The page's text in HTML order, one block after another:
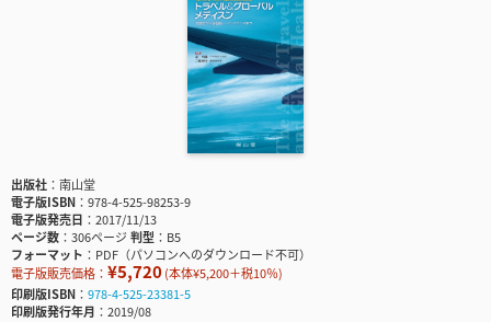
出版社
南山堂
電子版ISBN
978-4-525-98253-9
電子版発売日
2017/11/13
ページ数
306ページ判型
B5
フォーマット
PDF（パソコンへのダウンロード不可）
電子版販売価格： ¥5,720(本体¥5,200＋税10％)
印刷版ISBN
978-4-525-23381-5
印刷版発行年月
2019/08